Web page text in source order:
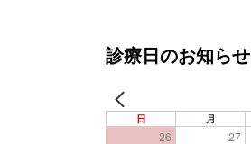
診療日のお知らせ
日 月
26 27